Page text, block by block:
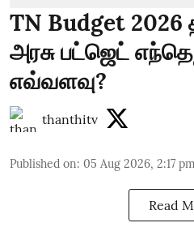
TN Budget 2026
அரசு பட்ஜெட்
எவ்வளவு?
thanthitv
Published on: 05 Aug 2026, 2:17 pm
Read